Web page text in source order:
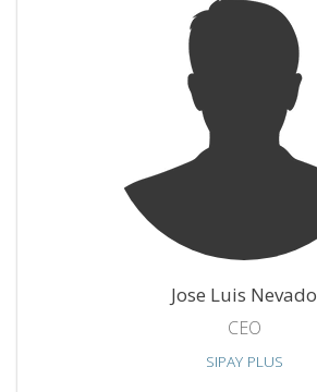
Jose Luis Nevado
CEO
SIPAY PLUS